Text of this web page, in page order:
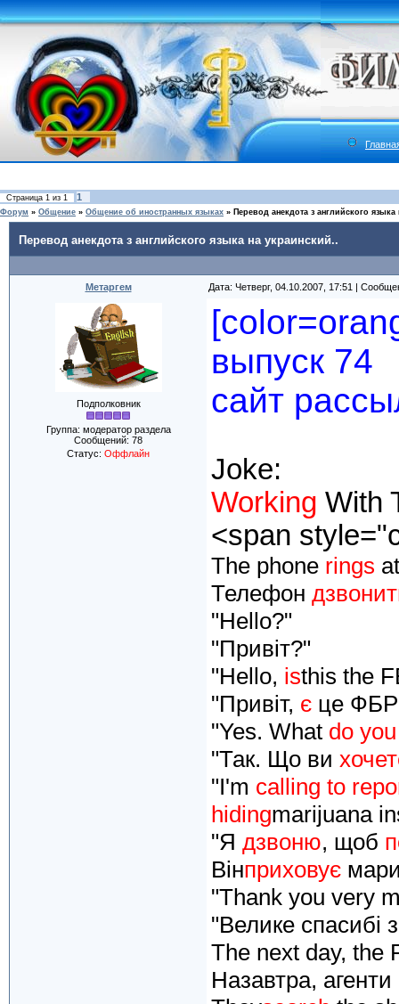
Страница 1 из 1 1
Форум » Общение » Общение об иностранных языках » Перевод анекдота з английского языка
Перевод анекдота з английского языка на украинский..
Метаргем Дата: Четверг, 04.10.2007, 17:51 |
Подполковник
Группа: модератор раздела
Сообщений: 78
Статус: Оффлайн
выпуск 74
сайт
Joke:
Working With
<span
The phone rings
Телефон
"Hello?"
"Привіт?"
"Hello, isthis the
"Привіт, є це
"Yes. What do
"Так. Що ви
"I'm calling to
hidingmarijuana
"Я дзвоню, щоб
Вінприховує
"Thank you very
"Велике спасибі
The next day, the
Назавтра,